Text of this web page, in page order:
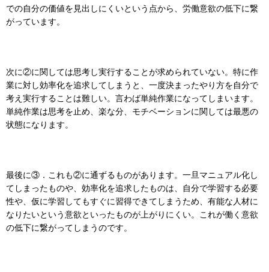
での自分の価値を見出しにくいという点から、労働意欲の低下に繋
がっています。
次に②に関しては思考し実行することが求められていない。特に作
業に対し効率化を追求してしまうと、一度決まったやり方を自分で
考え実行することは難しい。言わば単純作業になってしまいます。
単純作業は思考を止め、楽な分、モチベーションに関しては最悪の
状態になります。
最後に③．これも②に通ずるものがあります。一旦マニュアル化し
てしまったものや、効率化を追求したものは、自分で学習する必要
性や、仮に学習してもすぐに習得できてしまうため、有能な人材に
なりたいという意欲といったものが上がりにくい。これが働く意欲
の低下に繋がってしまうのです。